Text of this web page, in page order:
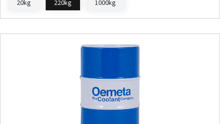
20kg 220kg 1000kg